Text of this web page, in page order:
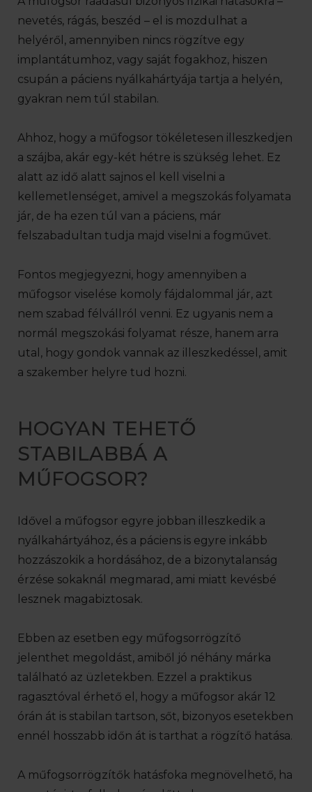
nevetés, rágás, beszéd – el is mozdulhat a
helyéről, amennyiben nincs rögzítve egy
implantátumhoz, vagy saját fogakhoz, hiszen
csupán a páciens nyálkahártyája tartja a helyén,
gyakran nem túl stabilan.
Ahhoz, hogy a műfogsor tökéletesen illeszkedjen
a szájba, akár egy-két hétre is szükség lehet. Ez
alatt az idő alatt sajnos el kell viselni a
kellemetlenséget, amivel a megszokás folyamata
jár, de ha ezen túl van a páciens, már
felszabadultan tudja majd viselni a fogművet.
Fontos megjegyezni, hogy amennyiben a
műfogsor viselése komoly fájdalommal jár, azt
nem szabad félvállról venni. Ez ugyanis nem a
normál megszokási folyamat része, hanem arra
utal, hogy gondok vannak az illeszkedéssel, amit
a szakember helyre tud hozni.
HOGYAN TEHETŐ
STABILABBÁ A
MŰFOGSOR?
Idővel a műfogsor egyre jobban illeszkedik a
nyálkahártyához, és a páciens is egyre inkább
hozzászokik a hordásához, de a bizonytalanság
érzése sokaknál megmarad, ami miatt kevésbé
lesznek magabiztosak.
Ebben az esetben egy műfogsorrögzítő
jelenthet megoldást, amiből jó néhány márka
található az üzletekben. Ezzel a praktikus
ragasztóval érhető el, hogy a műfogsor akár 12
órán át is stabilan tartson, sőt, bizonyos esetekben
ennél hosszabb időn át is tarthat a rögzítő hatása.
A műfogsorrögzítők hatásfoka megnövelhető, ha